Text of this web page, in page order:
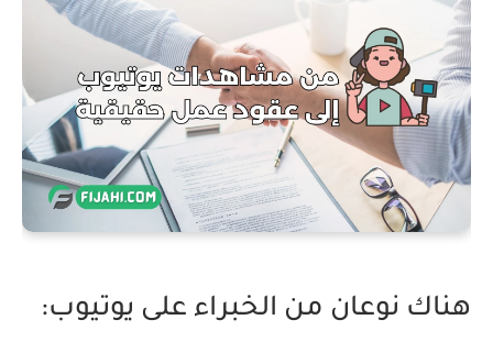
هناك نوعان من الخبراء على يوتيوب: